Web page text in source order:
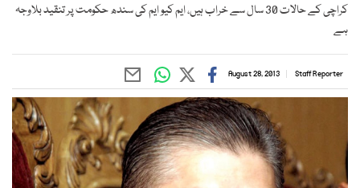
کراچی کے حالات 30 سال سے خراب ہیں، ایم کیو ایم کی سندھ حکومت پر تنقید بلاوجہ
ہے
Staff Reporter
August 28, 2013